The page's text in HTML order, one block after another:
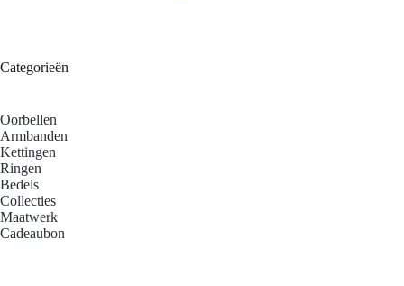
Categorieën
Oorbellen
Armbanden
Kettingen
Ringen
Bedels
Collecties
Maatwerk
Cadeaubon